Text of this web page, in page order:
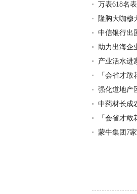
万表618名
隆胸大咖穆
中信银行出
助力出海企
产业活水进
「会省才
强化道地产
中药材长成
「会省才
蒙牛集团7